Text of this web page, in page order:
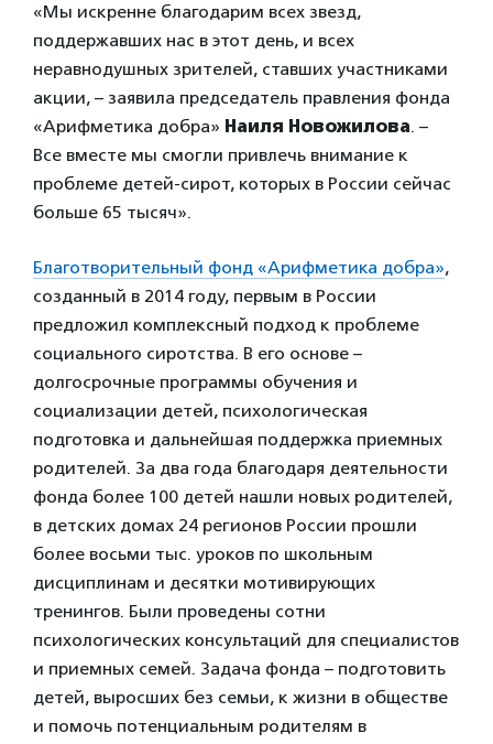
«Мы искренне благодарим всех звезд,
поддержавших нас в этот день, и всех
неравнодушных зрителей, ставших участниками
акции, – заявила председатель правления фонда
«Арифметика добра» Наиля Новожилова. –
Все вместе мы смогли привлечь внимание к
проблеме детей‑сирот, которых в России сейчас
больше 65 тысяч».
Благотворительный фонд «Арифметика добра»,
созданный в 2014 году, первым в России
предложил комплексный подход к проблеме
социального сиротства. В его основе –
долгосрочные программы обучения и
социализации детей, психологическая
подготовка и дальнейшая поддержка приемных
родителей. За два года благодаря деятельности
фонда более 100 детей нашли новых родителей,
в детских домах 24 регионов России прошли
более восьми тыс. уроков по школьным
дисциплинам и десятки мотивирующих
тренингов. Были проведены сотни
психологических консультаций для специалистов
и приемных семей. Задача фонда – подготовить
детей, выросших без семьи, к жизни в обществе
и помочь потенциальным родителям в